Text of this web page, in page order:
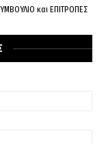
και ΕΠΙΤΡΟΠΕΣ